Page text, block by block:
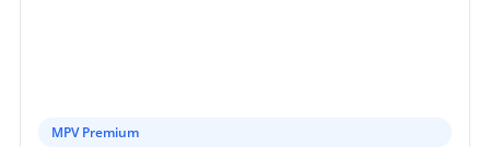
MPV Premium